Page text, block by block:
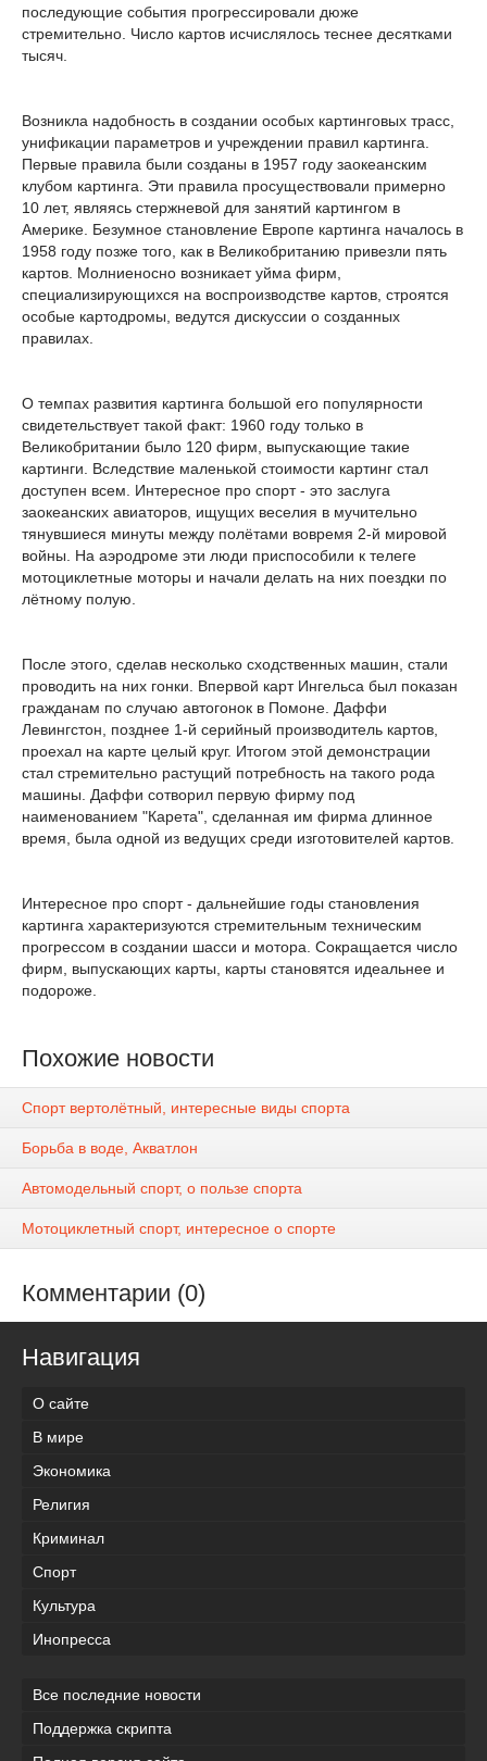
последующие события прогрессировали дюже
стремительно. Число картов исчислялось теснее десятками
тысяч.
Возникла надобность в создании особых картинговых трасс,
унификации параметров и учреждении правил картинга.
Первые правила были созданы в 1957 году заокеанским
клубом картинга. Эти правила просуществовали примерно
10 лет, являясь стержневой для занятий картингом в
Америке. Безумное становление Европе картинга началось в
1958 году позже того, как в Великобританию привезли пять
картов. Молниеносно возникает уйма фирм,
специализирующихся на воспроизводстве картов, строятся
особые картодромы, ведутся дискуссии о созданных
правилах.
О темпах развития картинга большой его популярности
свидетельствует такой факт: 1960 году только в
Великобритании было 120 фирм, выпускающие такие
картинги. Вследствие маленькой стоимости картинг стал
доступен всем. Интересное про спорт - это заслуга
заокеанских авиаторов, ищущих веселия в мучительно
тянувшиеся минуты между полётами вовремя 2-й мировой
войны. На аэродроме эти люди приспособили к телеге
мотоциклетные моторы и начали делать на них поездки по
лётному полую.
После этого, сделав несколько сходственных машин, стали
проводить на них гонки. Впервой карт Ингельса был показан
гражданам по случаю автогонок в Помоне. Даффи
Левингстон, позднее 1-й серийный производитель картов,
проехал на карте целый круг. Итогом этой демонстрации
стал стремительно растущий потребность на такого рода
машины. Даффи сотворил первую фирму под
наименованием "Карета", сделанная им фирма длинное
время, была одной из ведущих среди изготовителей картов.
Интересное про спорт - дальнейшие годы становления
картинга характеризуются стремительным техническим
прогрессом в создании шасси и мотора. Сокращается число
фирм, выпускающих карты, карты становятся идеальнее и
подороже.
Похожие новости
Спорт вертолётный, интересные виды спорта
Борьба в воде, Акватлон
Автомодельный спорт, о пользе спорта
Мотоциклетный спорт, интересное о спорте
Комментарии (0)
Навигация
О сайте
В мире
Экономика
Религия
Криминал
Спорт
Культура
Инопресса
Все последние новости
Поддержка скрипта